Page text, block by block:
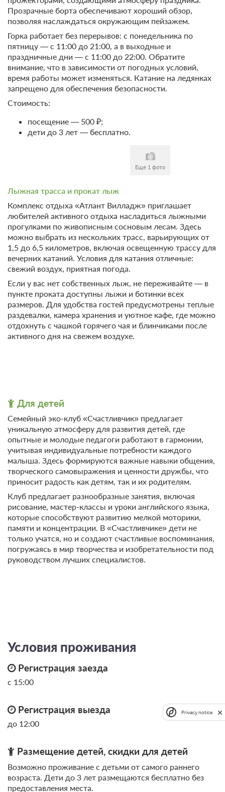
Прозрачные борта обеспечивают хороший обзор,
позволяя наслаждаться окружающим пейзажем.
Горка работает без перерывов: с понедельника по
пятницу — с 11:00 до 21:00, а в выходные и
праздничные дни — с 11:00 до 22:00. Обратите
внимание, что в зависимости от погодных условий,
время работы может изменяться. Катание на ледянках
запрещено для обеспечения безопасности.
Стоимость:
посещение — 500 ₽;
дети до 3 лет — бесплатно.
Еще 1 фото
Лыжная трасса и прокат лыж
Комплекс отдыха «Атлант Вилладж» приглашает
любителей активного отдыха насладиться лыжными
прогулками по живописным сосновым лесам. Здесь
можно выбрать из нескольких трасс, варьирующих от
1,5 до 6,5 километров, включая освещенную трассу для
вечерних катаний. Условия для катания отличные:
свежий воздух, приятная погода.
Если у вас нет собственных лыж, не переживайте — в
пункте проката доступны лыжи и ботинки всех
размеров. Для удобства гостей предусмотрены теплые
раздевалки, камера хранения и уютное кафе, где можно
отдохнуть с чашкой горячего чая и блинчиками после
активного дня на свежем воздухе.
Для детей
Семейный эко-клуб «Счастливчик» предлагает
уникальную атмосферу для развития детей, где
опытные и молодые педагоги работают в гармонии,
учитывая индивидуальные потребности каждого
малыша. Здесь формируются важные навыки общения,
творческого самовыражения и ценности дружбы, что
приносит радость как детям, так и их родителям.
Клуб предлагает разнообразные занятия, включая
рисование, мастер-классы и уроки английского языка,
которые способствуют развитию мелкой моторики,
памяти и концентрации. В «Счастливчике» дети не
только учатся, но и создают счастливые воспоминания,
погружаясь в мир творчества и изобретательности под
руководством лучших специалистов.
Условия проживания
Регистрация заезда
с 15:00
Регистрация выезда
до 12:00
Размещение детей, скидки для детей
Возможно проживание с детьми от самого раннего
возраста. Дети до 3 лет размещаются бесплатно без
предоставления места.
Privacy notice